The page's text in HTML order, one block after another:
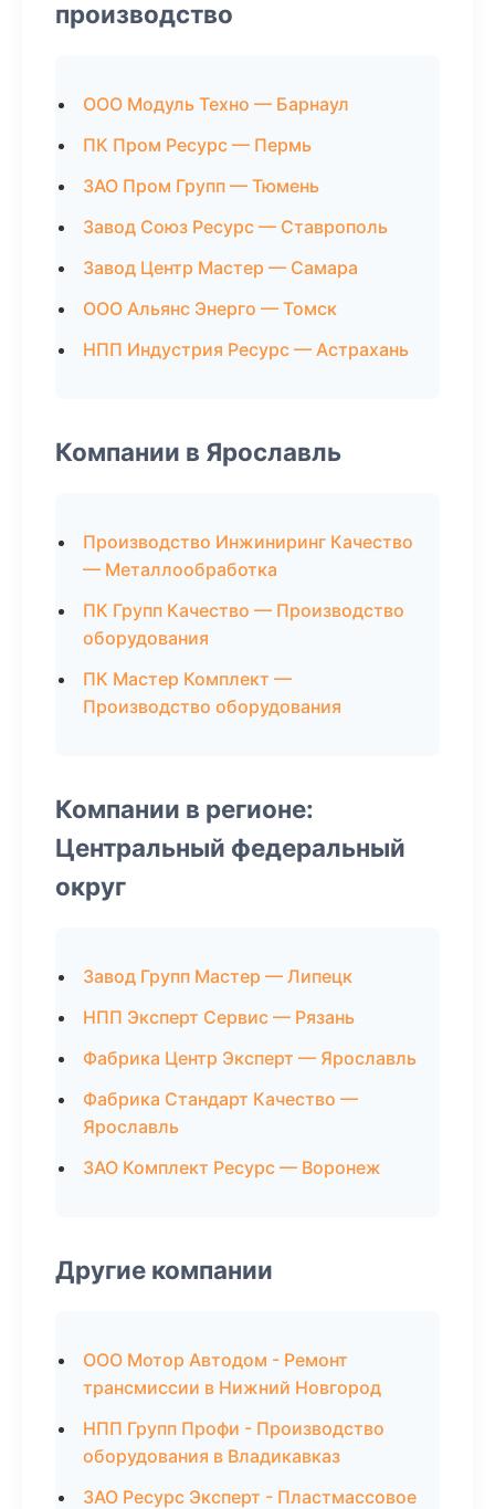
производство
ООО Модуль Техно — Барнаул
ПК Пром Ресурс — Пермь
ЗАО Пром Групп — Тюмень
Завод Союз Ресурс — Ставрополь
Завод Центр Мастер — Самара
ООО Альянс Энерго — Томск
НПП Индустрия Ресурс — Астрахань
Компании в Ярославль
Производство Инжиниринг Качество
— Металлообработка
ПК Групп Качество — Производство
оборудования
ПК Мастер Комплект —
Производство оборудования
Компании в регионе:
Центральный федеральный
округ
Завод Групп Мастер — Липецк
НПП Эксперт Сервис — Рязань
Фабрика Центр Эксперт — Ярославль
Фабрика Стандарт Качество —
Ярославль
ЗАО Комплект Ресурс — Воронеж
Другие компании
ООО Мотор Автодом - Ремонт
трансмиссии в Нижний Новгород
НПП Групп Профи - Производство
оборудования в Владикавказ
ЗАО Ресурс Эксперт - Пластмассовое